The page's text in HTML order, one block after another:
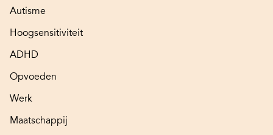
Autisme
Hoogsensitiviteit
ADHD
Opvoeden
Werk
Maatschappij